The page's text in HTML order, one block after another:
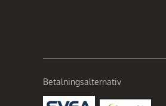
Betalningsalternativ